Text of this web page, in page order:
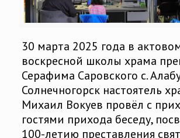
30 марта 2025 года в
воскресной школы храма
Серафима Саровского с.
Солнечногорск настоятель
Михаил Вокуев провёл с
гостями прихода беседу,
100-летию преставления